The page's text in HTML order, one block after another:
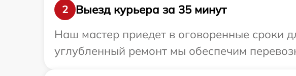
2
Выезд курьера за 35 минут
Наш мастер приедет в оговоренные сроки
углубленный ремонт мы обеспечим